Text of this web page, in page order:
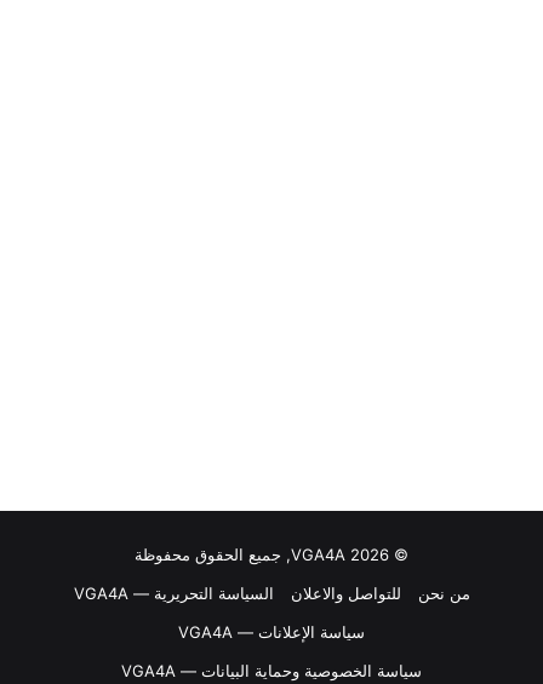
© VGA4A 2026, جميع الحقوق محفوظة
من نحن
للتواصل والاعلان
السياسة التحريرية — VGA4A
سياسة الإعلانات — VGA4A
سياسة الخصوصية وحماية البيانات — VGA4A